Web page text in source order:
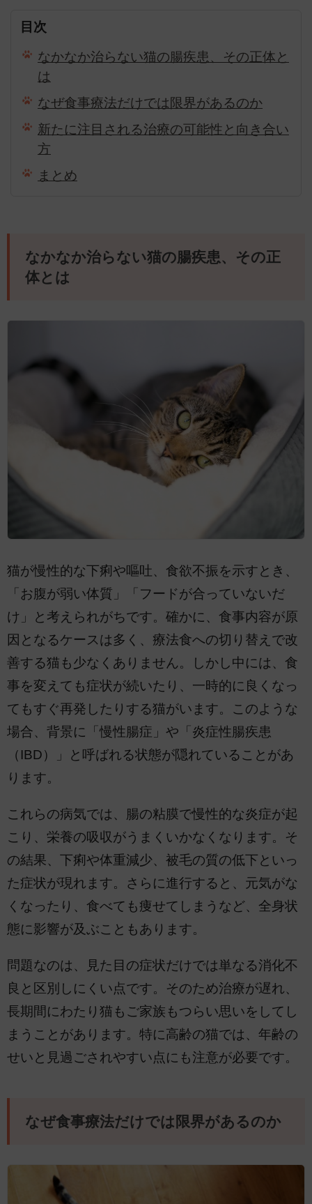
目次
なかなか治らない猫の腸疾患、その正体と
は
なぜ食事療法だけでは限界があるのか
新たに注目される治療の可能性と向き合い
方
まとめ
なかなか治らない猫の腸疾患、その正
体とは
猫が慢性的な下痢や嘔吐、食欲不振を示すとき、
「お腹が弱い体質」「フードが合っていないだ
け」と考えられがちです。確かに、食事内容が原
因となるケースは多く、療法食への切り替えで改
善する猫も少なくありません。しかし中には、食
事を変えても症状が続いたり、一時的に良くなっ
てもすぐ再発したりする猫がいます。このような
場合、背景に「慢性腸症」や「炎症性腸疾患
（IBD）」と呼ばれる状態が隠れていることがあ
ります。
これらの病気では、腸の粘膜で慢性的な炎症が起
こり、栄養の吸収がうまくいかなくなります。そ
の結果、下痢や体重減少、被毛の質の低下といっ
た症状が現れます。さらに進行すると、元気がな
くなったり、食べても痩せてしまうなど、全身状
態に影響が及ぶこともあります。
問題なのは、見た目の症状だけでは単なる消化不
良と区別しにくい点です。そのため治療が遅れ、
長期間にわたり猫もご家族もつらい思いをしてし
まうことがあります。特に高齢の猫では、年齢の
せいと見過ごされやすい点にも注意が必要です。
なぜ食事療法だけでは限界があるのか